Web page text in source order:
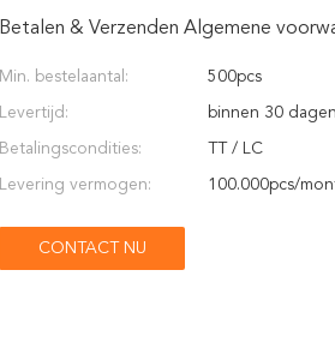
Betalen & Verzenden Algemene
Min. bestelaantal: 500pcs
Levertijd: binnen 30 dagen
Betalingscondities: TT / LC
Levering vermogen: 100.000pcs/
CONTACT NU